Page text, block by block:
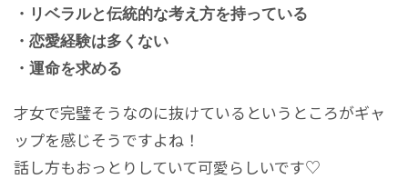
・リベラルと伝統的な考え方を持っている
・恋愛経験は多くない
・運命を求める
才女で完璧そうなのに抜けているというところがギャ
ップを感じそうですよね！
話し方もおっとりしていて可愛らしいです♡